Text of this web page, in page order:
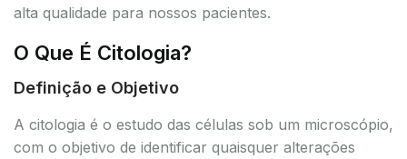
alta qualidade para nossos pacientes.
O Que É Citologia?
Definição e Objetivo
A citologia é o estudo das células sob um microscópio,
com o objetivo de identificar quaisquer alterações